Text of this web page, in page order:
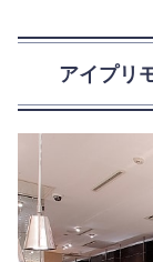
アイプリ